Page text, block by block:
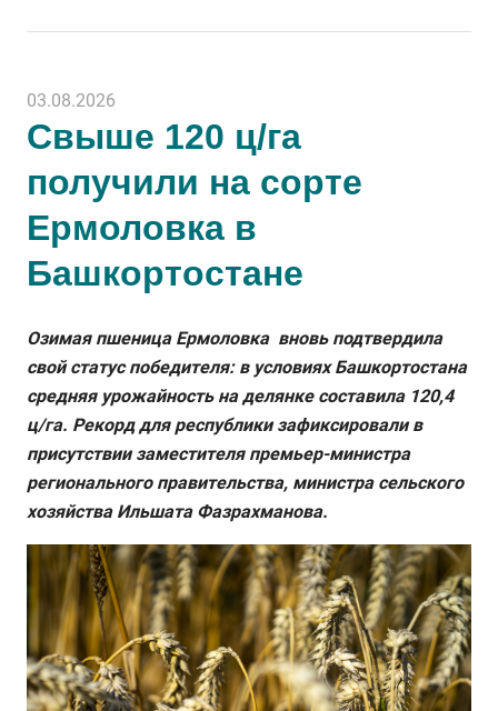
03.08.2026
Свыше 120 ц/га
получили на сорте
Ермоловка в
Башкортостане
Озимая пшеница Ермоловка вновь подтвердила
свой статус победителя: в условиях Башкортостана
средняя урожайность на делянке составила 120,4
ц/га. Рекорд для республики зафиксировали в
присутствии заместителя премьер-министра
регионального правительства, министра сельского
хозяйства Ильшата Фазрахманова.